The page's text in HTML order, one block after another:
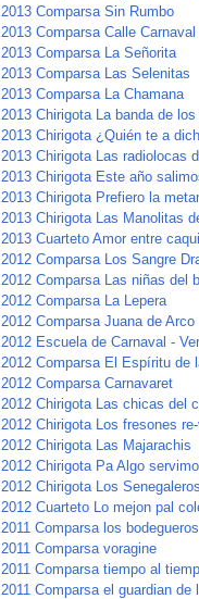
2013 Comparsa Sin Rumbo
2013 Comparsa Calle Carnaval
2013 Comparsa La Señorita
2013 Comparsa Las Selenitas
2013 Comparsa La Chamana
2013 Chirigota La banda de
2013 Chirigota ¿Quién te a
2013 Chirigota Las radiolocas
2013 Chirigota Este año
2013 Chirigota Prefiero la
2013 Chirigota Las Manolitas
2013 Cuarteto Amor entre
2012 Comparsa Los Sangre
2012 Comparsa Las niñas del
2012 Comparsa La Lepera
2012 Comparsa Juana de Arco
2012 Escuela de Carnaval -
2012 Comparsa El Espíritu de
2012 Comparsa Carnavaret
2012 Chirigota Las chicas del
2012 Chirigota Los fresones
2012 Chirigota Las Majarachis
2012 Chirigota Pa Algo
2012 Chirigota Los
2012 Cuarteto Lo mejon pal
2011 Comparsa los bodegueros
2011 Comparsa voragine
2011 Comparsa tiempo al
2011 Comparsa el guardian de